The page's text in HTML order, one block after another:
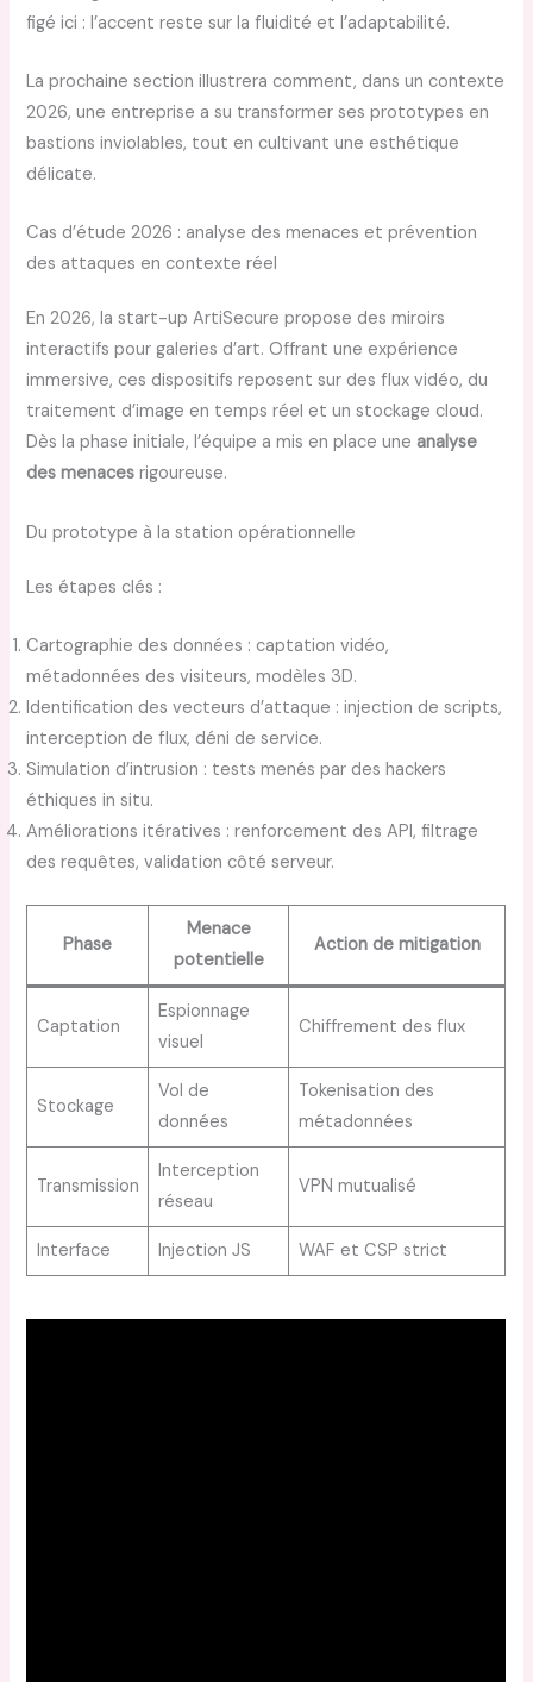
figé ici : l’accent reste sur la fluidité et l’adaptabilité.
La prochaine section illustrera comment, dans un contexte
2026, une entreprise a su transformer ses prototypes en
bastions inviolables, tout en cultivant une esthétique
délicate.
Cas d’étude 2026 : analyse des menaces et prévention
des attaques en contexte réel
En 2026, la start-up ArtiSecure propose des miroirs
interactifs pour galeries d’art. Offrant une expérience
immersive, ces dispositifs reposent sur des flux vidéo, du
traitement d’image en temps réel et un stockage cloud.
Dès la phase initiale, l’équipe a mis en place une analyse
des menaces rigoureuse.
Du prototype à la station opérationnelle
Les étapes clés :
Cartographie des données : captation vidéo,
métadonnées des visiteurs, modèles 3D.
Identification des vecteurs d’attaque : injection de scripts,
interception de flux, déni de service.
Simulation d’intrusion : tests menés par des hackers
éthiques in situ.
Améliorations itératives : renforcement des API, filtrage
des requêtes, validation côté serveur.
Phase
Menace
potentielle
Action de mitigation
Captation
Espionnage
visuel
Chiffrement des flux
Stockage
Vol de
données
Tokenisation des
métadonnées
Transmission
Interception
réseau
VPN mutualisé
Interface Injection JS WAF et CSP strict